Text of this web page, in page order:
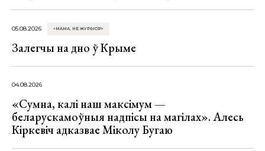
05.08.2026 «МАМА, НЕ ЖУРЫСЯ!»
Залегчы на дно ў Крыме
04.08.2026
«Сумна, калі наш максімум —
беларускамоўныя надпісы на магілах». Алесь
Кіркевіч адказвае Міколу Бугаю